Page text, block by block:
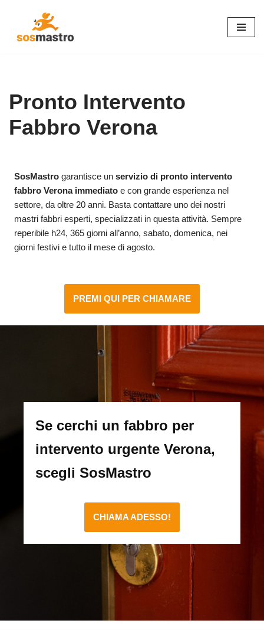
Pronto Intervento
Fabbro Verona
SosMastro garantisce unservizio di pronto intervento
fabbro Verona immediato e con grande esperienza nel
settore, da oltre 20 anni. Basta contattare uno dei nostri
mastri fabbri esperti, specializzati in questa attività. Sempre
reperibile h24, 365 giorni all’anno, sabato, domenica, nei
giorni festivi e tutto il mese di agosto.
PREMI QUI PER CHIAMARE
Se cerchi un fabbro per
intervento urgente Verona,
scegli SosMastro
CHIAMA ADESSO!